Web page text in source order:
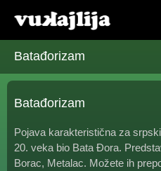
Batađorizam
Batađorizam
Pojava karakteristična za
20. veka bio Bata Đora.
Borac, Metalac. Možete ih